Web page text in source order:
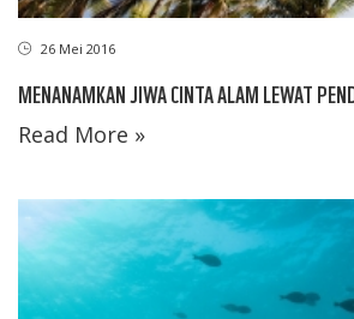
26 Mei 2016
MENANAMKAN JIWA CINTA ALAM LEWAT
Read More »